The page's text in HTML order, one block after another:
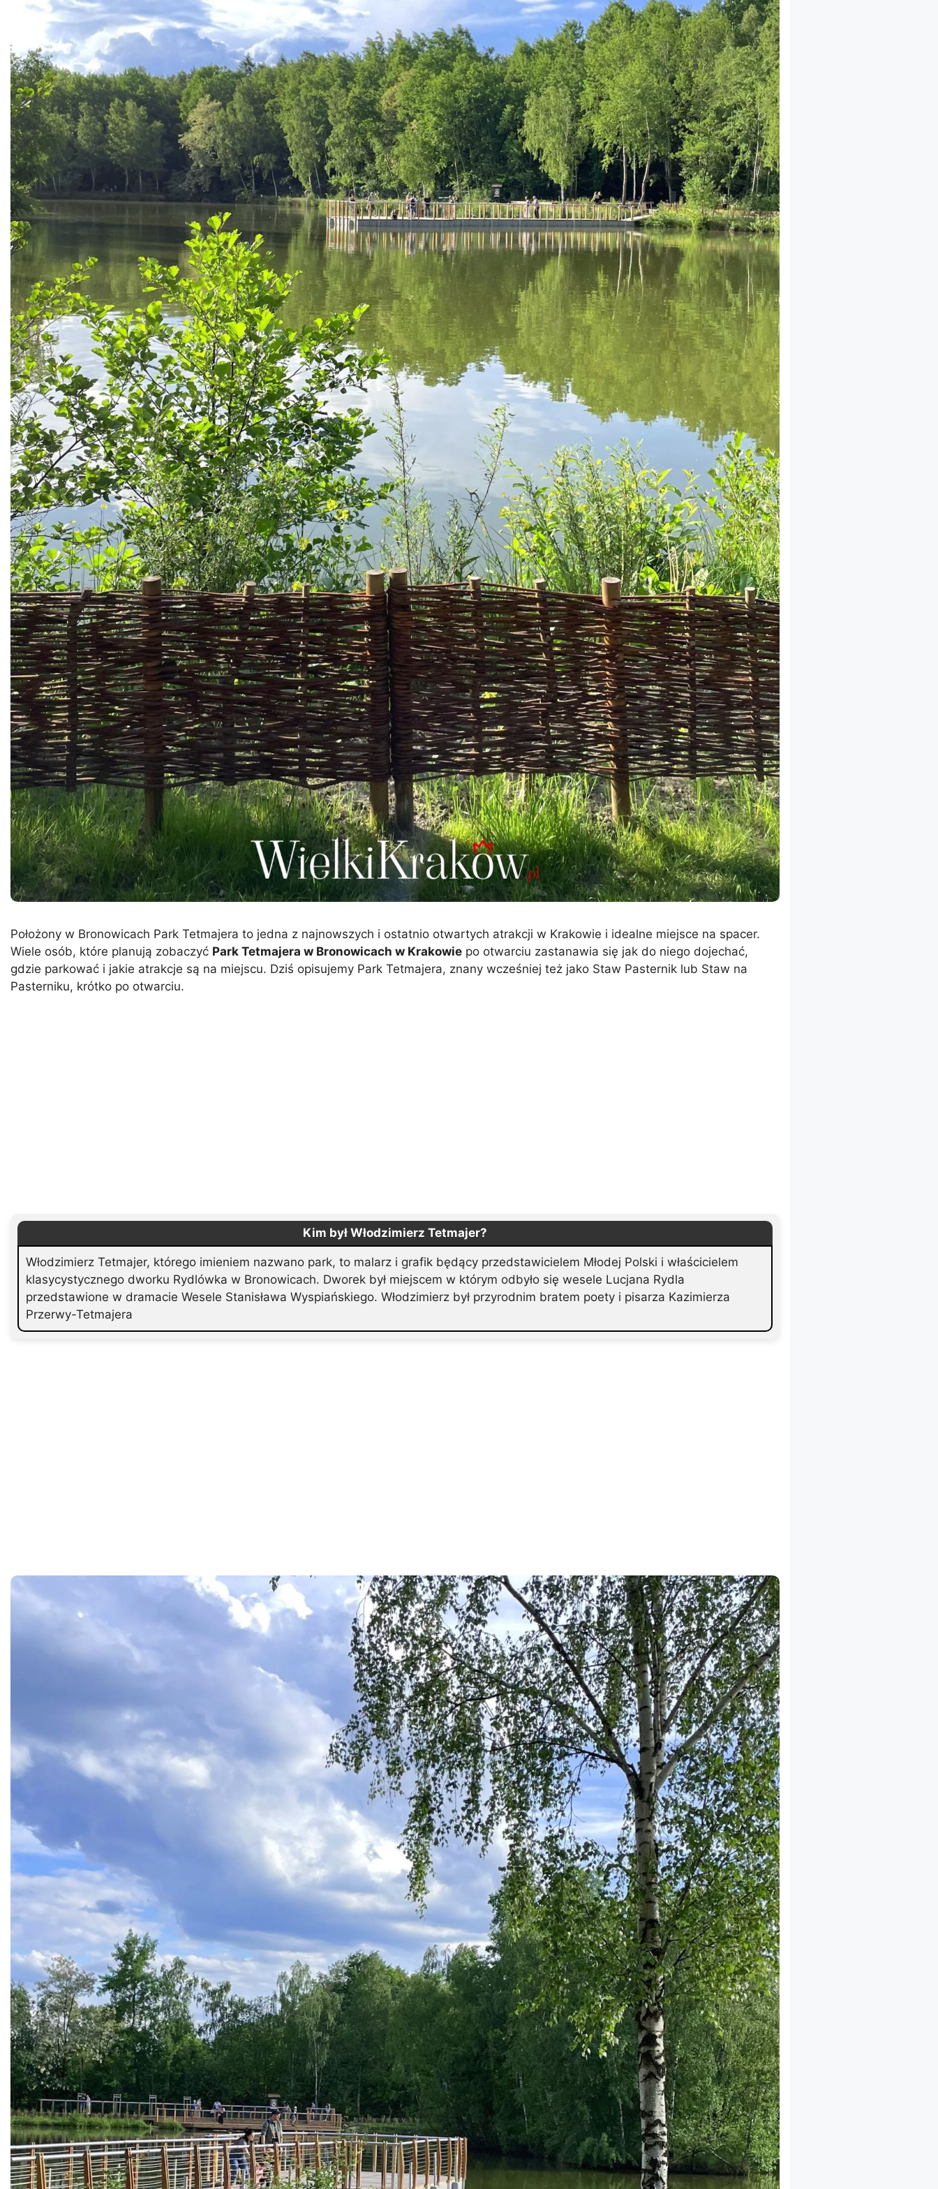
Położony w Bronowicach Park Tetmajera to jedna z najnowszych i ostatnio otwartych atrakcji w Krakowie i idealne miejsce na spacer.
Wiele osób, które planują zobaczyć Park Tetmajera w Bronowicach w Krakowie po otwarciu zastanawia się jak do niego dojechać,
gdzie parkować i jakie atrakcje są na miejscu. Dziś opisujemy Park Tetmajera, znany wcześniej też jako Staw Pasternik lub Staw na
Pasterniku, krótko po otwarciu.
Kim był Włodzimierz Tetmajer?
Włodzimierz Tetmajer, którego imieniem nazwano park, to malarz i grafik będący przedstawicielem Młodej Polski i właścicielem
klasycystycznego dworku Rydlówka w Bronowicach. Dworek był miejscem w którym odbyło się wesele Lucjana Rydla
przedstawione w dramacie Wesele Stanisława Wyspiańskiego. Włodzimierz był przyrodnim bratem poety i pisarza Kazimierza
Przerwy-Tetmajera